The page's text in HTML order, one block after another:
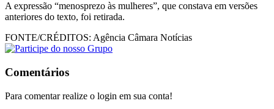
A expressão “menosprezo às mulheres”, que constava em versões
anteriores do texto, foi retirada.
FONTE/CRÉDITOS: Agência Câmara Notícias
Comentários
Para comentar realize o login em sua conta!